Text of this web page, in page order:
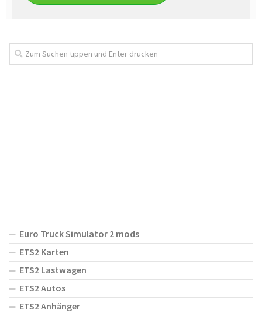
Euro Truck Simulator 2 mods
ETS2 Karten
ETS2 Lastwagen
ETS2 Autos
ETS2 Anhänger